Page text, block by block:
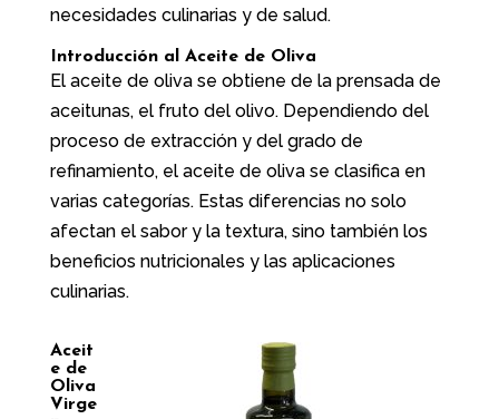
necesidades culinarias y de salud.
Introducción al Aceite de Oliva
El aceite de oliva se obtiene de la prensada de
aceitunas, el fruto del olivo. Dependiendo del
proceso de extracción y del grado de
refinamiento, el aceite de oliva se clasifica en
varias categorías. Estas diferencias no solo
afectan el sabor y la textura, sino también los
beneficios nutricionales y las aplicaciones
culinarias.
Aceit
e de
Oliva
Virge